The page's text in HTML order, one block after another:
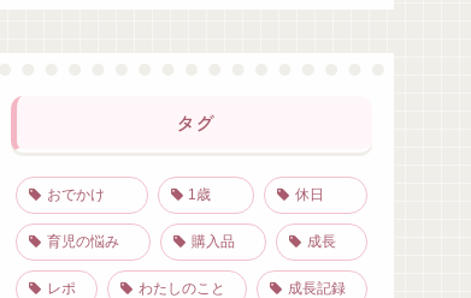
タグ
おでかけ 1歳 休日
育児の悩み 購入品 成長
レポ わたしのこと 成長記録